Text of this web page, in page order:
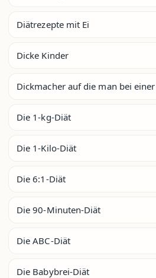
Diätrezepte mit Ei
Dicke Kinder
Dickmacher auf die man bei
Die 1-kg-Diät
Die 1-Kilo-Diät
Die 6:1-Diät
Die 90-Minuten-Diät
Die ABC-Diät
Die Babybrei-Diät